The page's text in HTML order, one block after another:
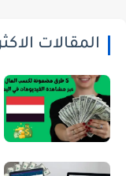
المقالات